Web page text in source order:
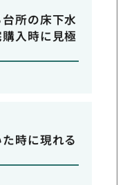
所の床下水
入時に見極
時に現れる